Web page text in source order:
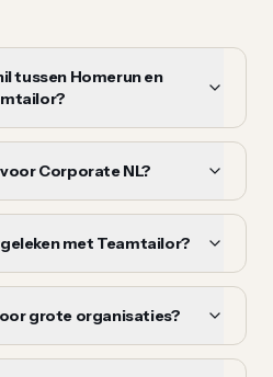
tussen Homerun en
Corporate NL?
met Teamtailor?
grote organisaties?